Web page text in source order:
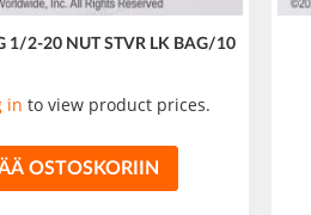
1/2-20 NUT STVR LK BAG/10
in to view product prices.
OSTOSKORIIN